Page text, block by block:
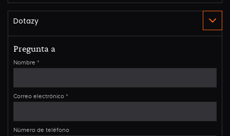
Pregunta a
Nombre *
Correo electrónico *
Número de teléfono